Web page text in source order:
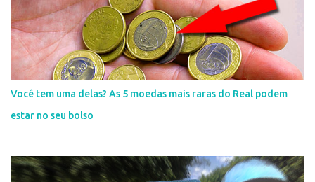
Você tem uma delas? As 5 moedas mais raras do Real podem
estar no seu bolso